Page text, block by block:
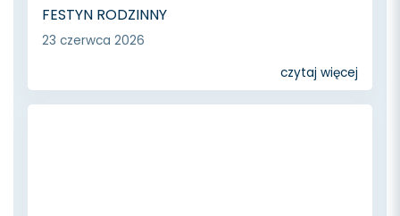
FESTYN RODZINNY
23 czerwca 2026
czytaj więcej